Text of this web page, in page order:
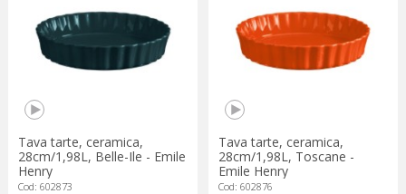
Tava tarte, ceramica,
28cm/1,98L, Belle-Ile - Emile
Henry
Cod: 602873
Tava tarte, ceramica,
28cm/1,98L, Toscane -
Emile Henry
Cod: 602876